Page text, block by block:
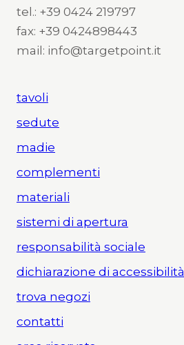
tel.: +39 0424 219797
fax: +39 0424898443
mail: info@targetpoint.it
tavoli
sedute
madie
complementi
materiali
sistemi di apertura
responsabilità sociale
dichiarazione di accessibilità
trova negozi
contatti